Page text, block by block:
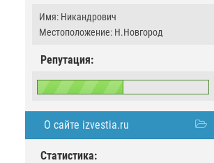
Имя: Никандрович
Местоположение: Н.Новгород
Репутация:
О сайте izvestia.ru
Статистика: